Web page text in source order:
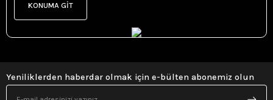
KONUMA GİT
Yeniliklerden haberdar olmak için e-bülten abonemiz olun